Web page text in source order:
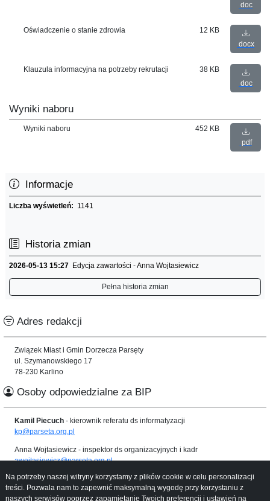
doc
Oświadczenie o stanie zdrowia
12 KB
docx
Klauzula informacyjna na potrzeby rekrutacji
38 KB
doc
Wyniki naboru
Wyniki naboru
452 KB
pdf
Informacje
Liczba wyświetleń: 1141
Historia zmian
2026-05-13 15:27 Edycja zawartości - Anna Wojtasiewicz
Pełna historia zmian
Adres redakcji
Związek Miast i Gmin Dorzecza Parsęty
ul. Szymanowskiego 17
78-230 Karlino
Osoby odpowiedzialne za BIP
Kamil Piecuch - kierownik referatu ds informatyzacji
kp@parseta.org.pl
Anna Wojtasiewicz - inspektor ds organizacyjnych i kadr
awojtasiewicz@parseta.org.pl
Informacje o serwisie
Na potrzeby naszej witryny korzystamy z plików cookie w celu personalizacji
treści. Pozwala nam to zapewnić maksymalną wygodę przy korzystaniu z
naszych serwisów poprzez zapamiętanie Twoich preferencji i ustawień na